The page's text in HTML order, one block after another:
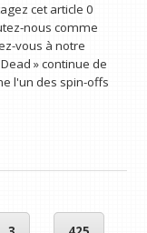
cet article 0
nous comme
vous à notre
» continue de
l'un des spin-offs